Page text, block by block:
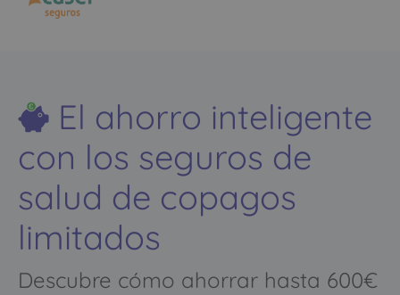
El ahorro inteligente
con los seguros de
salud de copagos
limitados
Descubre cómo ahorrar hasta 600€